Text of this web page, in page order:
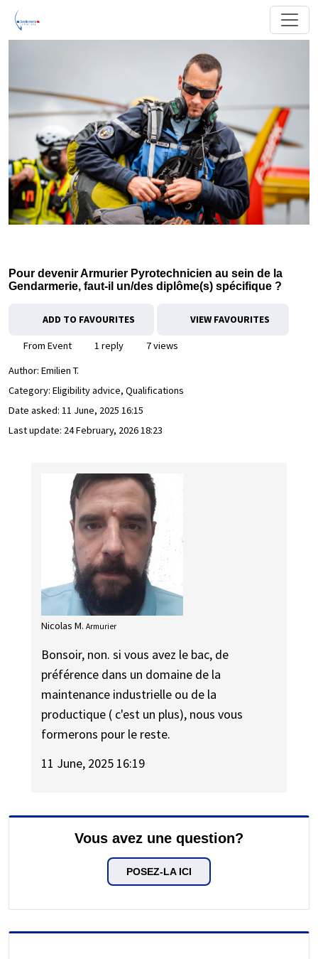
Pour devenir Armurier Pyrotechnicien au sein de la
Gendarmerie, faut-il un/des diplôme(s) spécifique ?
ADD TO FAVOURITES VIEW FAVOURITES
From Event 1 reply
7 views
Author: Emilien T.
Category: Eligibility advice, Qualifications
Date asked: 11 June, 2025 16:15
Last update: 24 February, 2026 18:23
Nicolas M. Armurier
Bonsoir, non. si vous avez le bac, de
préférence dans un domaine de la
maintenance industrielle ou de la
productique ( c'est un plus), nous vous
formerons pour le reste.
11 June, 2025 16:19
Vous avez une question?
POSEZ-LA ICI